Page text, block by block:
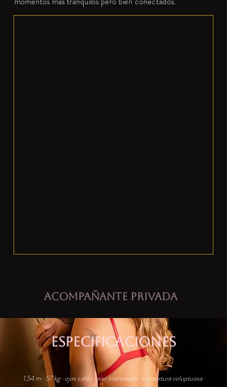
Acompañante privada
ESPECIFICACIONES
1.54 m · 57 kg · ojos cafés · piel bronceada · contextura voluptuosa ·